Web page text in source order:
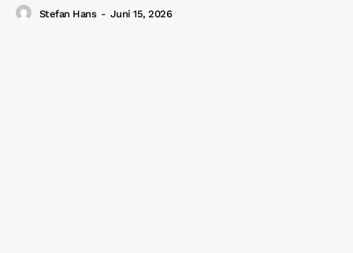
Stefan Hans - Juni 15, 2026